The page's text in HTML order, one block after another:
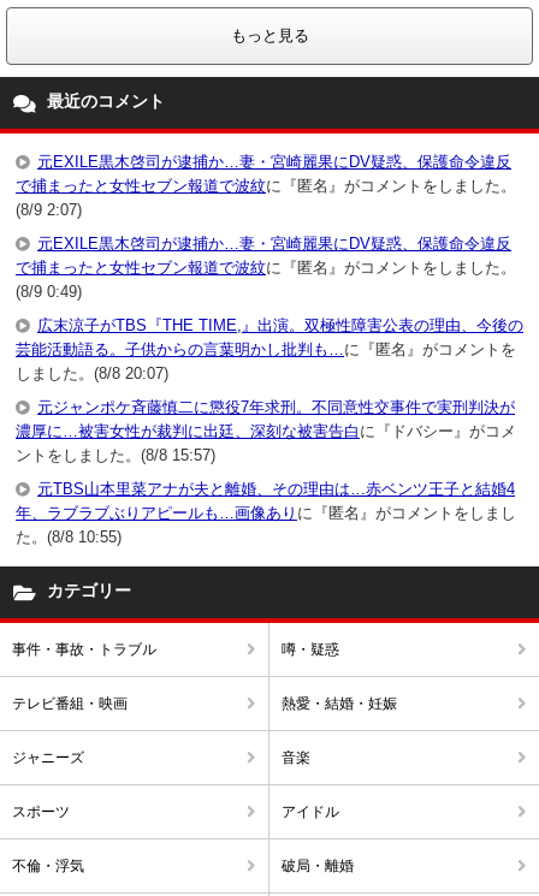
もっと見る
最近のコメント
元EXILE黒木啓司が逮捕か…妻・宮崎麗果にDV疑惑、保護命令違反
で捕まったと女性セブン報道で波紋に『匿名』がコメントをしました。
(8/9 2:07)
元EXILE黒木啓司が逮捕か…妻・宮崎麗果にDV疑惑、保護命令違反
で捕まったと女性セブン報道で波紋に『匿名』がコメントをしました。
(8/9 0:49)
広末涼子がTBS『THE TIME,』出演。双極性障害公表の理由、今後の
芸能活動語る。子供からの言葉明かし批判も… に『匿名』がコメントを
しました。(8/8 20:07)
元ジャンポケ斉藤慎二に懲役7年求刑。不同意性交事件で実刑判決が
濃厚に…被害女性が裁判に出廷、深刻な被害告白 に『ドバシー』がコメ
ントをしました。(8/8 15:57)
元TBS山本里菜アナが夫と離婚、その理由は…赤ベンツ王子と結婚4
年、ラブラブぶりアピールも…画像あり に『匿名』がコメントをしまし
た。(8/8 10:55)
カテゴリー
事件・事故・トラブル 噂・疑惑
テレビ番組・映画 熱愛・結婚・妊娠
ジャニーズ 音楽
スポーツ アイドル
不倫・浮気 破局・離婚